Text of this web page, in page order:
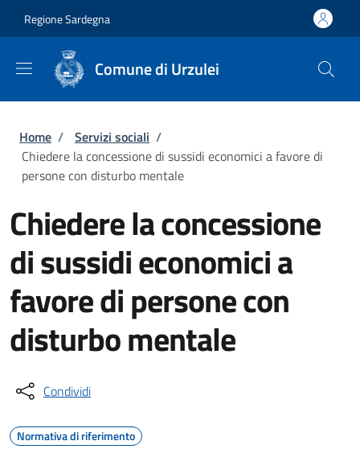
Regione Sardegna
Comune di Urzulei
Briciole di pane
Home / Servizi sociali /
Chiedere la concessione di sussidi economici a favore di
persone con disturbo mentale
Chiedere la concessione
di sussidi economici a
favore di persone con
disturbo mentale
Condividi
Normativa di riferimento